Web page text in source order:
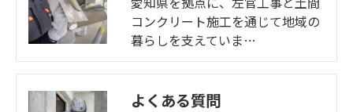
コンクリート施工を通じて地域の
暮らしを支えていま…
よくある質問